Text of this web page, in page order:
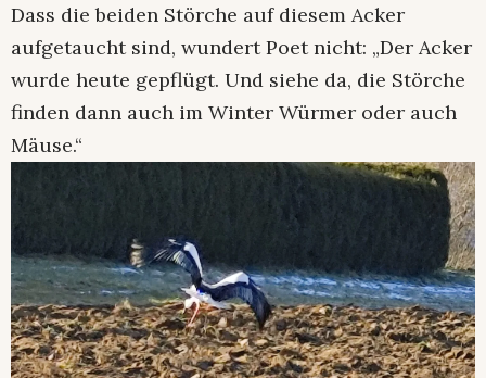
Dass die beiden Störche auf diesem Acker
aufgetaucht sind, wundert Poet nicht: „Der Acker
wurde heute gepflügt. Und siehe da, die Störche
finden dann auch im Winter Würmer oder auch
Mäuse.“